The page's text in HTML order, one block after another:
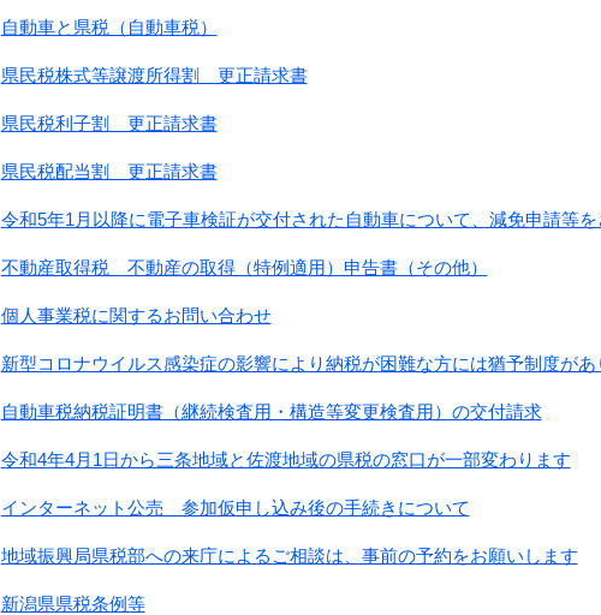
自動車と県税（自動車税）
県民税株式等譲渡所得割 更正請求書
県民税利子割 更正請求書
県民税配当割 更正請求書
令和5年1月以降に電子車検証が交付された自動車について、減免申請等
不動産取得税 不動産の取得（特例適用）申告書（その他）
個人事業税に関するお問い合わせ
新型コロナウイルス感染症の影響により納税が困難な方には猶予制度があ
自動車税納税証明書（継続検査用・構造等変更検査用）の交付請求
令和4年4月1日から三条地域と佐渡地域の県税の窓口が一部変わります
インターネット公売 参加仮申し込み後の手続きについて
地域振興局県税部への来庁によるご相談は、事前の予約をお願いします
新潟県県税条例等